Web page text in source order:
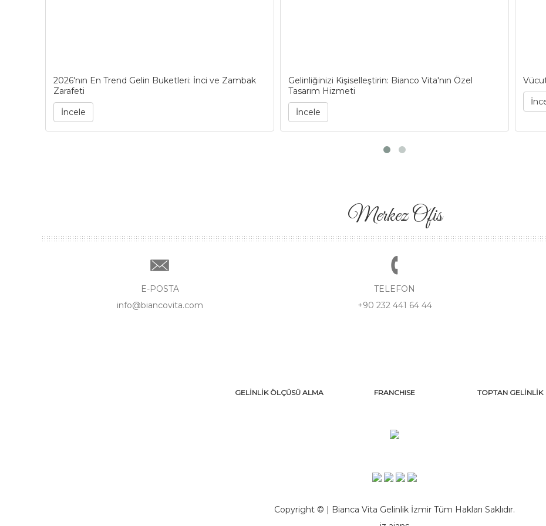
2026'nın En Trend Gelin Buketleri: İnci ve Zambak
Zarafeti
İncele
Gelinliğinizi Kişiselleştirin: Bianco Vita'nın Özel
Tasarım Hizmeti
İncele
Merkez Ofis
E-POSTA
info@biancovita.com
TELEFON
+90 232 441 64 44
GELİNLİK ÖLÇÜSÜ ALMA FRANCHISE TOPTAN GELİNLİK
Copyright © | Bianca Vita Gelinlik İzmir Tüm Hakları Saklıdır.